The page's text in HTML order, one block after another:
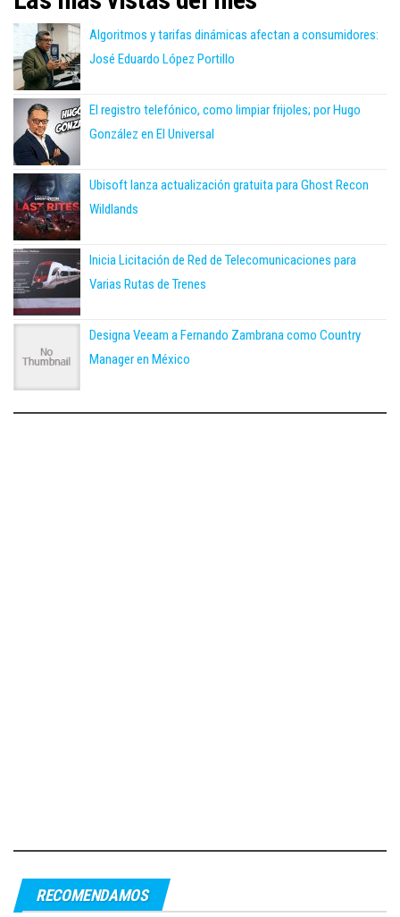
Algoritmos y tarifas dinámicas afectan a consumidores:
José Eduardo López Portillo
El registro telefónico, como limpiar frijoles; por Hugo
González en El Universal
Ubisoft lanza actualización gratuita para Ghost Recon
Wildlands
Inicia Licitación de Red de Telecomunicaciones para
Varias Rutas de Trenes
Designa Veeam a Fernando Zambrana como Country
Manager en México
RECOMENDAMOS